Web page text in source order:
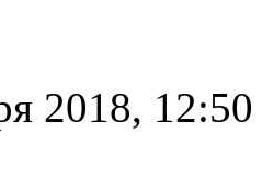
2018, 12:50